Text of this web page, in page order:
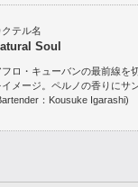
クテル名
Soul
フロ・キューバンの最前線を
イメージ。ペルノの香りにサ
：Kousuke Igarashi)